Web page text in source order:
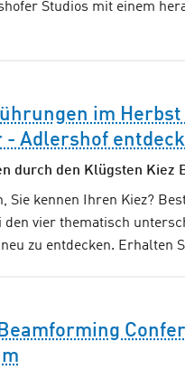
Studios mit einem
im
- Adlershof
durch den Klügsten Kiez
Sie kennen Ihren Kiez?
den vier thematisch
zu entdecken. Erhalten